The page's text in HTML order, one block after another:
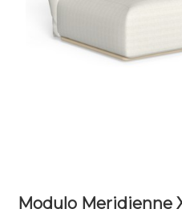
Modulo Meridienne